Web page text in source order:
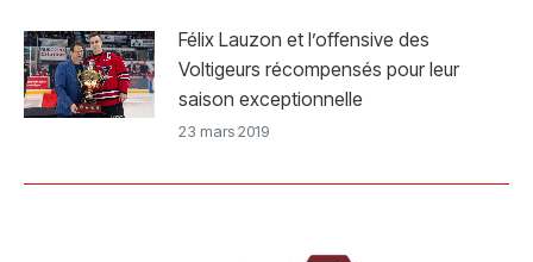
Félix Lauzon et l’offensive des
Voltigeurs récompensés pour leur
saison exceptionnelle
23 mars 2019